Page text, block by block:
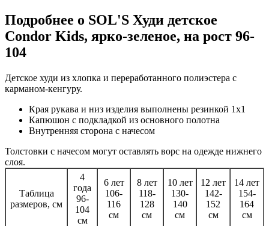
Подробнее о SOL'S Худи детское
Condor Kids, ярко-зеленое, на рост 96-
104
Детское худи из хлопка и переработанного полиэстера с
карманом-кенгуру.
Края рукава и низ изделия выполнены резинкой 1х1
Капюшон с подкладкой из основного полотна
Внутренняя сторона с начесом
Толстовки с начесом могут оставлять ворс на одежде нижнего
слоя.
Таблица
размеров, см
4
года
96-
104
см
6 лет
106-
116
см
8 лет
118-
128
см
10 лет
130-
140
см
12 лет
142-
152
см
14 лет
154-
164
см